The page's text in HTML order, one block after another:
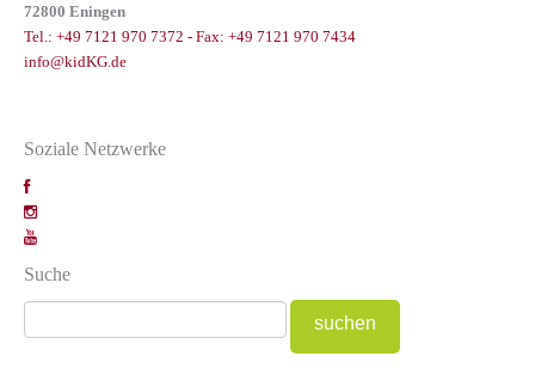
72800 Eningen
Tel.: +49 7121 970 7372 - Fax: +49 7121 970 7434
info@kidKG.de
Soziale Netzwerke
Suche